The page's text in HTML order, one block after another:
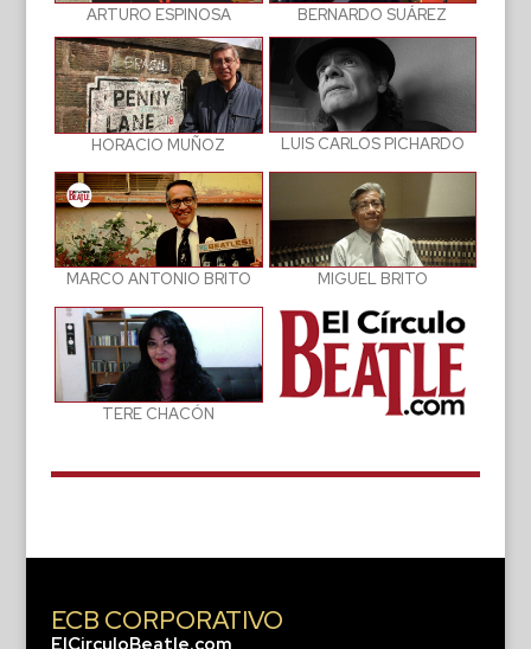
ARTURO ESPINOSA BERNARDO SUÁREZ
HORACIO MUÑOZ LUIS CARLOS PICHARDO
MARCO ANTONIO BRITO MIGUEL BRITO
TERE CHACÓN
ECB CORPORATIVO
ElCirculoBeatle.com